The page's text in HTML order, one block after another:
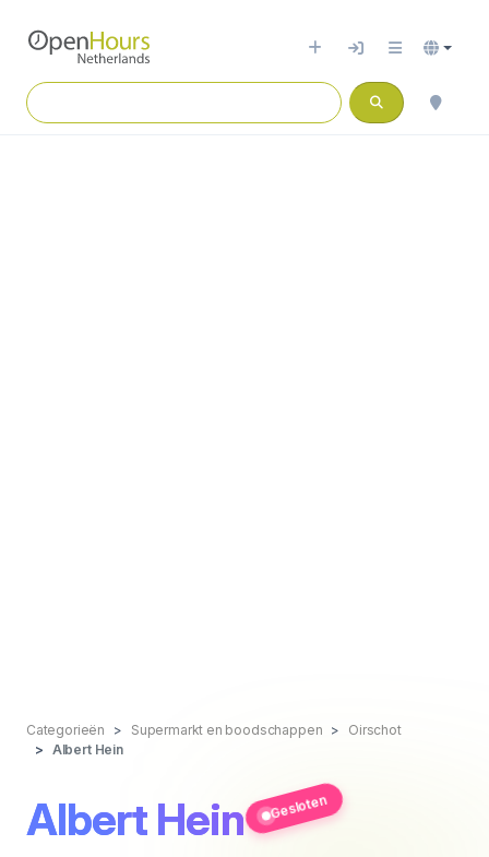
Categorieën Supermarkt en boodschappen
Oirschot
Albert Hein
Albert Hein Gesloten